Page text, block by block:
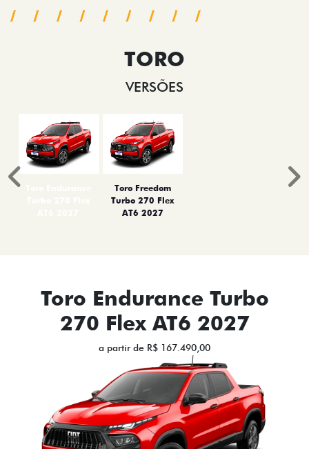
TORO
VERSÕES
Toro Freedom
Turbo 270 Flex
AT6 2027
Anterior
Toro Endurance Turbo
270 Flex AT6 2027
a partir de R$ 167.490,00